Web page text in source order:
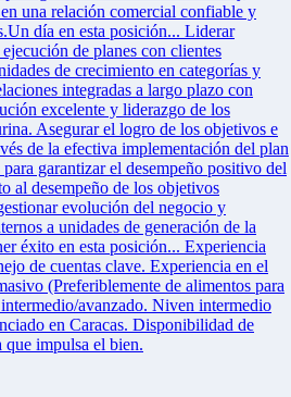
una relación comercial confiable y
día en esta posición... Liderar
de planes con clientes
de crecimiento en categorías y
integradas a largo plazo con
excelente y liderazgo de los
Asegurar el logro de los objetivos e
de la efectiva implementación del plan
garantizar el desempeño positivo del
al desempeño de los objetivos
evolución del negocio y
a unidades de generación de la
éxito en esta posición... Experiencia
de cuentas clave. Experiencia en el
(Preferiblemente de alimentos para
avanzado. Niven intermedio
en Caracas. Disponibilidad de
impulsa el bien.